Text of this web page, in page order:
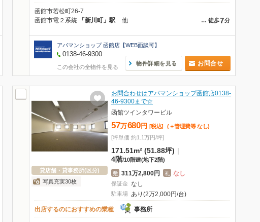
函館市若松町26-7
… 徒歩7分
函館市電２系統 「新川町」駅 他
アパマンショップ 函館店【WEB面談可】
0138-46-9300
この会社の全物件を見る
物件詳細を見る お問合せ
貸店舗・貸事務所(区分)
写真充実30枚
お問合わせはアパマンショップ函館店0138-
46-9300まで☆
函館ツインタワービル
57万680 円 [税込] (＋管理費等 なし)
[坪単価 約1.1万円/坪]
171.51m² (51.88坪) |
4階/10階建(地下2階)
敷 311万2,800円 礼 なし
保証金 なし
駐車場 あり(2万2,000円/台)
出店するのにおすすめの業種 事務所